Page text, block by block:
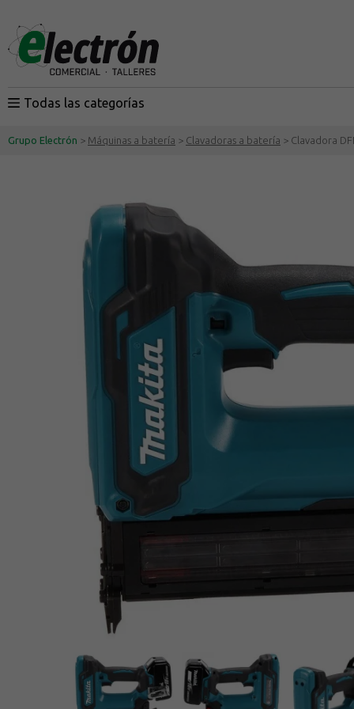
Todas las categorías
Grupo Electrón > Máquinas a batería > Clavadoras a batería > Clavadora